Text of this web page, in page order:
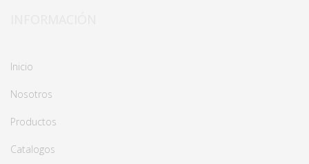
Inicio
Nosotros
Productos
Catalogos